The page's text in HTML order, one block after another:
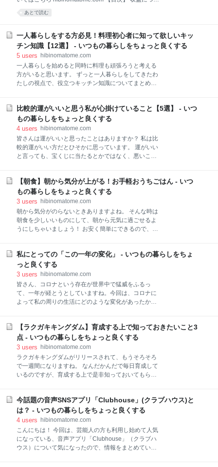
した市販の目薬 アルガードクリニカルショット ノアー
限 点鼻薬 ナザールαAR0.1％ 季節性アレルギー専用
点鼻薬で気を付けたいこと 鼻うがい ルミン
て 二ヶ月目にしていたこと ブログ関係でしていたこと
ブログ以外にしていたこと まとめと今後について 収益
AdSense（以下、アドセンス）に合格したおかげでア
ドセンスによる収益が3桁ありました！ アフィリエイ
トの方は、自己アフィリエイト（セルフバック）によ
ね。 やっぱりアドセンスって凄いんだなーと実感でき
る月でした。 ただ、肝心のアフィリエイトは先月同様
成果が出ていないので、他の方のブログや記事を読ん
たこと さて、報酬については以上ですが、二ヶ月目に
何をしていたかの話になります。
あとで読む
一人暮らしをする方必見！料理初心者に知って欲しいキッ
チン知識【12選】 - いつもの暮らしをちょっと良くする
5 users
hibinomatome.com
一人暮らしを始めると同時に料理も頑張ろうと考える
方がいると思います。 ずっと一人暮らしをしてきたわ
たしの視点で、役立つキッチン知識についてまとめた
オーブントースターで揚げ物復活 2：冷凍室が大きい
冷蔵庫を選ぶ 3：冷凍できる食品を知る 4：料理をす
るなら調理スペースを作る 5：キッチン周辺はマット
を敷いて傷付き防止 6：専用つっぱり棚で空間確保
7：フライパンは取っ手が取れるものを選ぶ 8：包丁は
セラミックを選ぶ 9：パスタは電子レンジで作る 10：
賢く使う まとめ スポンサーリンク 1：オーブントース
ターで揚げ物復活 パンを焼くのにオーブントースター
を使う方は多いと思いますが、実はそ
比較的運がいいと思う私が心掛けていること【5選】 - いつ
もの暮らしをちょっと良くする
4 users
hibinomatome.com
皆さんは運がいいと思ったことはありますか？ 私は比
較的運がいい方だとひそかに思っています。 運がいい
と言っても、宝くじに当たるとかではなく、悪いこと
あくまで個人の感想なので、「ふーん、そうなんだ」
くらいの気持ちで見てもらえたらと思います。 【目
次】 人が見ていなくてもルールを守る お参りでは願い
事をせず、一年の報告と感謝をする 人が嫌がることを
しない 普段訪れない場所のおまもりは持っておく なに
かいいことがあったり、危機を回避できた時は神様に
りが少なくても、夜の歩道信号をきちんと守ったり、
ゴミをそこらへんに捨てず、きちんと持ち帰ったり、
見ていないからいいだろうということをしないことで
す。 私の
【朝食】朝から気分が上がる！お手軽おうちごはん - いつ
もの暮らしをちょっと良くする
3 users
hibinomatome.com
朝から気分がのらないときありますよね。 そんな時は
朝食を少しいいものにして、朝から元気に過ごせるよ
うにしちゃいましょう！ お安く簡単にできるので、皆
当たりの金額（税込み）になります。 食パ
ン 2斤分208円 4枚切りを
半分約13円 ウインナー 6本入り2袋228
円 2本約38円 卵 1パック
133円 1個約13円 徳用袋サラダ 1袋
207円 1/8約26円 ヨーグル
円 オレンジジュース 1L102円
150ml約15円 一食当たりの合計金額は約137円となり
ます。 自炊だとコンビ
私にとっての「この一年の変化」 - いつもの暮らしをちょ
っと良くする
3 users
hibinomatome.com
皆さん、コロナという存在が世界中で猛威をふるっ
て、一年が経とうとしていますね。今回は、コロナに
よって私の周りの生活にどのような変化があったか、
らの一年について 仕事面での変化 一番変化があったの
は仕事面ですね。 コロナがはやり始めた頃の私は、ド
ラッグストアで働いていたのですが、日が経つにつれ
てコロナが蔓延してゆき、アルコール消毒やマスクが
店頭からなくなる事態が続きました。 ちょうどその数
カ月前から転職活動していて、コロナが日本でも本格
イレットペーパーの買い占めなどで、お客様から常に
問われるや、少ない人手でずっと品出ししないといけ
なかったりと、とても大変だったそうです。 実際、ア
ルコール消毒や
【ラクガキキングダム】育成する上で知っておきたいこと3
点 - いつもの暮らしをちょっと良くする
3 users
hibinomatome.com
ラクガキキングダムがリリースされて、もうそろそろ
で一週間になりますね。 なんだかんだで毎日育成して
いるのですが、育成する上で是非知っておいてもらい
さい。 【ゲーム】プレイして数日のラクガキキングダ
ム育成メモ - いつもの暮らしをちょっと良くする ※エ
ピソードについてまとめた記事はこちらになります。
【ゲーム】ラクガキキングダム育成攻略におけるエピ
ソードまとめ - いつもの暮らしをちょっと良くする
【目次】 低レアリティのトレスターは売らずに限界突
今話題の音声SNSアプリ「Clubhouse」(クラブハウス)と
は？ - いつもの暮らしをちょっと良くする
4 users
hibinomatome.com
こんにちは！ 今回は、芸能人の方も利用し始めて人気
になっている、音声アプリ「Clubhouse」（クラブハ
ウス）について気になったので、情報をまとめていき